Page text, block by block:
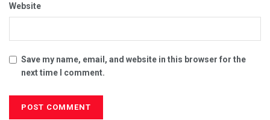
Website
Save my name, email, and website in this browser for the
next time I comment.